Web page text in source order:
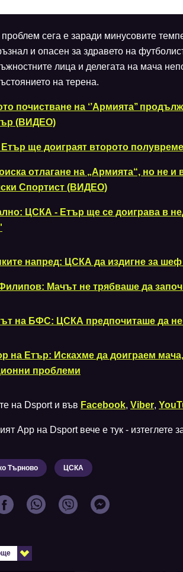
сега е заради минусовите
и опасен за здравето на
лица и делегата на мача
на терена.
почистване на ‘’Армията’’
(ВИДЕО)
ще доиграят второто
отлагане на „Армията“, но не
Спортист (ВИДЕО)
ЦСКА - Етър ще се доиграва в
напред: ЦСКА да издигне за
Мачът не трябваше да
на БФС: ЦСКА предпочиташе да не
на Етър: Искахме да доиграем
проблеми
на Dsport и във Facebook, Viber,
Аpp на Dsport вече е тук - изтеглете
Търново ЦСКА